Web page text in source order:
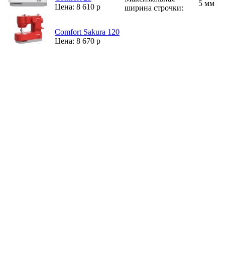
Цена: 8 610 р
Comfort Sakura 120
Цена: 8 670 р
ширина строчки:
5 мм